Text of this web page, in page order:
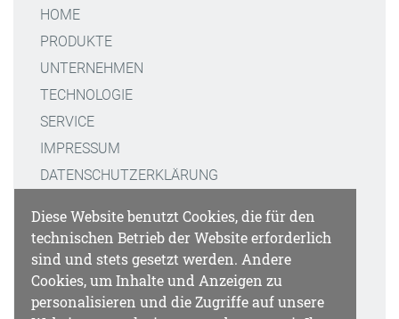
Diese Website benutzt Cookies, die für den
technischen Betrieb der Website erforderlich
sind und stets gesetzt werden. Andere
Cookies, um Inhalte und Anzeigen zu
personalisieren und die Zugriffe auf unsere
HOME
PRODUKTE
UNTERNEHMEN
TECHNOLOGIE
SERVICE
IMPRESSUM
DATENSCHUTZERKLÄRUNG
KONTAKT
GATTAQUANT GMBH
STAFFELSEESTRASSE 8